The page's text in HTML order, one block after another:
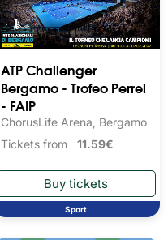
ATP Challenger
Bergamo - Trofeo Perrel
- FAIP
ChorusLife Arena, Bergamo
Tickets from 11.59€
Sport